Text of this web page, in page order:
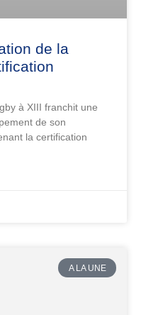
de la
à XIII franchit une
de son
la certification
A LA UNE